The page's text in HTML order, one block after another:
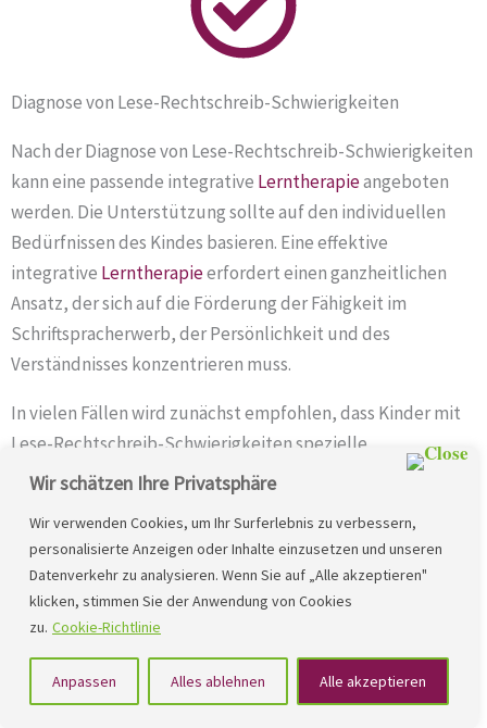
Wir schätzen Ihre Privatsphäre
Wir verwenden Cookies, um Ihr Surferlebnis zu verbessern,
personalisierte Anzeigen oder Inhalte einzusetzen und unseren
Datenverkehr zu analysieren. Wenn Sie auf „Alle akzeptieren"
klicken, stimmen Sie der Anwendung von Cookies
zu. Cookie-Richtlinie
Anpassen Alles ablehnen Alle akzeptieren
Diagnose von Lese-Rechtschreib-Schwierigkeiten
Nach der Diagnose von Lese-Rechtschreib-Schwierigkeiten
kann eine passende integrative Lerntherapieangeboten
werden. Die Unterstützung sollte auf den individuellen
Bedürfnissen des Kindes basieren. Eine effektive
integrative Lerntherapieerfordert einen ganzheitlichen
Ansatz, der sich auf die Förderung der Fähigkeit im
Schriftspracherwerb, der Persönlichkeit und des
Verständnisses konzentrieren muss.
In vielen Fällen wird zunächst empfohlen, dass Kinder mit
Lese-Rechtschreib-Schwierigkeiten spezielle
Lernprogramme absolvieren. Diese Programme sollen
Wenn die Entwicklungslücken noch nicht so groß sind,
können sie dazu beitragen, die Lücken zu schließen. Bei
Kindern die schon erhebliche Entwicklungsverzögerungen
haben, können diese Programme bewirken, dass die Kinder
zunächst voller Eifer diese Programme nutzen, doch es
wird sich keine Verbesserung einstellen. Deshalb wird das